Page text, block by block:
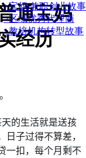
>宝妈/兼职创业故事
>区域优秀代理商
>教培机构转型故事
通宝妈
经历
的生活就是送孩
子过得不算差，
一扣，每个月剩不